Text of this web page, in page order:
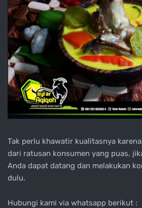
Tak perlu khawatir kualitasnya
dari ratusan konsumen yang puas,
Anda dapat datang dan melakukan
dulu.
Hubungi kami via whatsapp berikut :